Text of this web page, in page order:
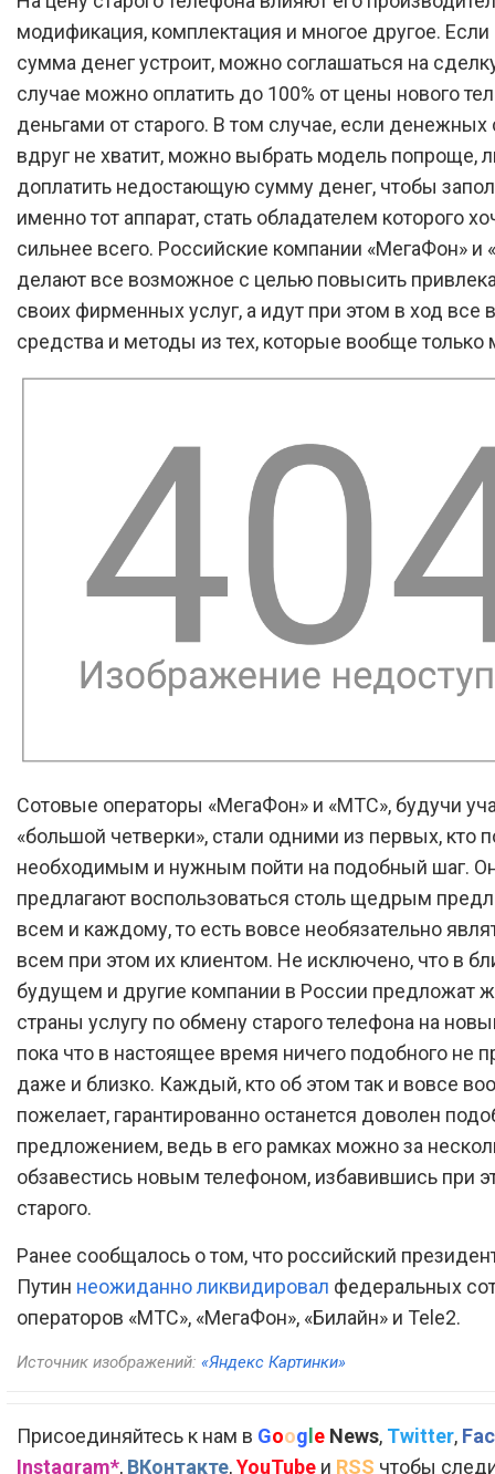
модификация, комплектация и многое другое. Если
сумма денег устроит, можно соглашаться на
случае можно оплатить до 100% от цены нового
деньгами от старого. В том случае, если денежных
вдруг не хватит, можно выбрать модель попроще,
доплатить недостающую сумму денег, чтобы
именно тот аппарат, стать обладателем которого
сильнее всего. Российские компании «МегаФон» и
делают все возможное с целью повысить
своих фирменных услуг, а идут при этом в ход
средства и методы из тех, которые вообще только
Сотовые операторы «МегаФон» и «МТС», будучи
«большой четверки», стали одними из первых, кто
необходимым и нужным пойти на подобный шаг.
предлагают воспользоваться столь щедрым
всем и каждому, то есть вовсе необязательно
всем при этом их клиентом. Не исключено, что в
будущем и другие компании в России предложат
страны услугу по обмену старого телефона на
пока что в настоящее время ничего подобного не
даже и близко. Каждый, кто об этом так и вовсе
пожелает, гарантированно останется доволен
предложением, ведь в его рамках можно за
обзавестись новым телефоном, избавившись при
старого.
Ранее сообщалось о том, что российский
Путин неожиданно ликвидировал федеральных
операторов «МТС», «МегаФон», «Билайн» и Tele2.
Источник изображений: «Яндекс Картинки»
Присоединяйтесь к нам в Google News, Twitter,
Instagram*, ВКонтакте,YouTube и RSS чтобы